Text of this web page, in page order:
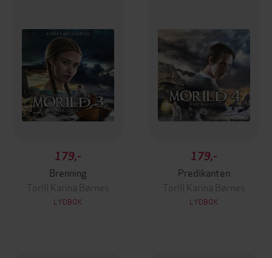
179,-
Brenning
Torill Karina Børnes
LYDBOK
179,-
Predikanten
Torill Karina Børnes
LYDBOK